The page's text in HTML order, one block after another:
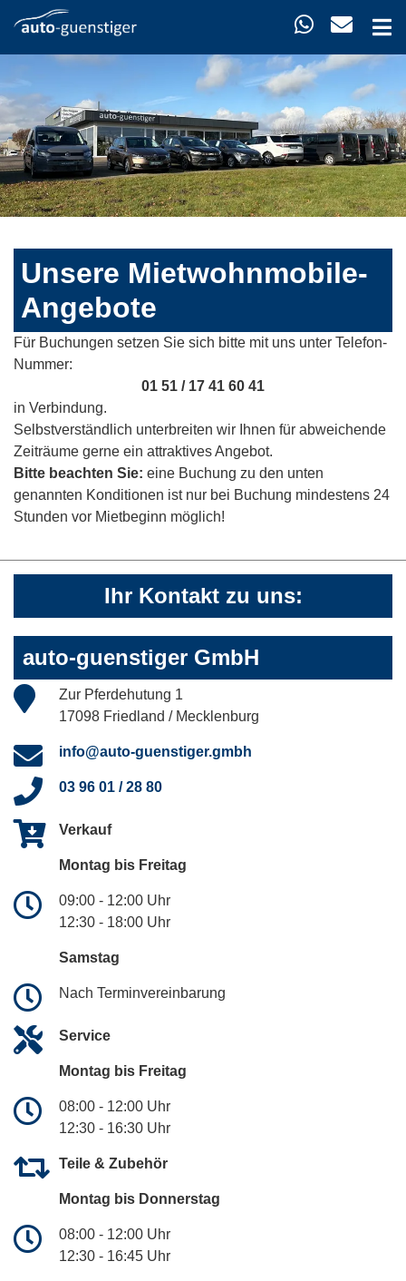
Unsere Mietwohnmobile-
Angebote
Für Buchungen setzen Sie sich bitte mit uns unter Telefon-
Nummer:
01 51 / 17 41 60 41
in Verbindung.
Selbstverständlich unterbreiten wir Ihnen für abweichende
Zeiträume gerne ein attraktives Angebot.
Bitte beachten Sie: eine Buchung zu den unten
genannten Konditionen ist nur bei Buchung mindestens 24
Stunden vor Mietbeginn möglich!
Ihr Kontakt zu uns:
auto-guenstiger GmbH
Zur Pferdehutung 1
17098 Friedland / Mecklenburg
info@auto-guenstiger.gmbh
03 96 01 / 28 80
Verkauf
Montag bis Freitag
09:00 - 12:00 Uhr
12:30 - 18:00 Uhr
Samstag
Nach Terminvereinbarung
Service
Montag bis Freitag
08:00 - 12:00 Uhr
12:30 - 16:30 Uhr
Teile & Zubehör
Montag bis Donnerstag
08:00 - 12:00 Uhr
12:30 - 16:45 Uhr